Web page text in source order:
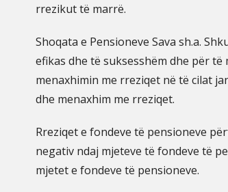
rrezikut të marrë.
Shoqata e Pensioneve Sava sh.a.
efikas dhe të suksesshëm dhe për
menaxhimin me rreziqet në të cilat
dhe menaxhim me rreziqet.
Rreziqet e fondeve të pensioneve
negativ ndaj mjeteve të fondeve të
mjetet e fondeve të pensioneve.